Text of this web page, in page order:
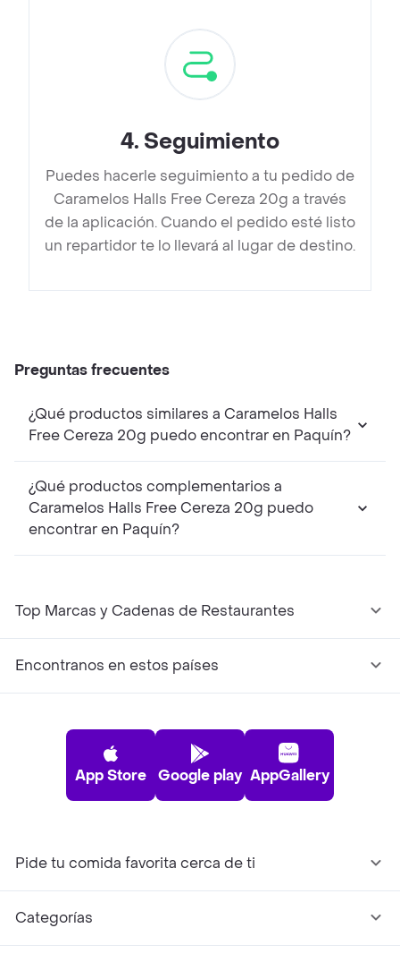
4. Seguimiento
Puedes hacerle seguimiento a tu pedido de
Caramelos Halls Free Cereza 20g a través
de la aplicación. Cuando el pedido esté listo
un repartidor te lo llevará al lugar de destino.
Preguntas frecuentes
¿Qué productos similares a Caramelos Halls
Free Cereza 20g puedo encontrar en Paquín?
¿Qué productos complementarios a
Caramelos Halls Free Cereza 20g puedo
encontrar en Paquín?
Top Marcas y Cadenas de Restaurantes
Encontranos en estos países
App Store Google play AppGallery
Pide tu comida favorita cerca de ti
Categorías